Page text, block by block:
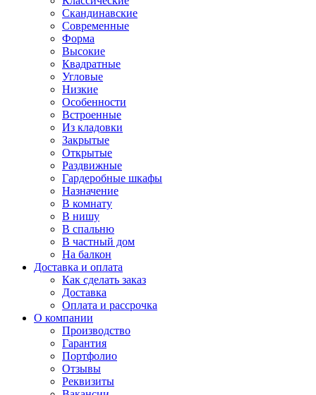
Скандинавские
Современные
Форма
Высокие
Квадратные
Угловые
Низкие
Особенности
Встроенные
Из кладовки
Закрытые
Открытые
Раздвижные
Гардеробные шкафы
Назначение
В комнату
В нишу
В спальню
В частный дом
На балкон
Доставка и оплата
Как сделать заказ
Доставка
Оплата и рассрочка
О компании
Производство
Гарантия
Портфолио
Отзывы
Реквизиты